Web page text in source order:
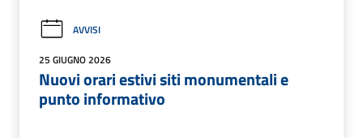
AVVISI
25 GIUGNO 2026
Nuovi orari estivi siti monumentali e
punto informativo